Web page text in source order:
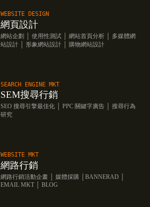
WEBSITE DESIGN
網頁設計
網站企劃 │ 使用性測試 │ 網站首頁分析 │ 多媒體網
站設計 │ 形象網站設計 │ 購物網站設計
SEARCH ENGINE MKT
SEM搜尋行銷
SEO 搜尋引擎最佳化 │ PPC 關鍵字廣告 │ 搜尋行為
研究
WEBSITE MKT
網路行銷
網路行銷活動企畫 │ 媒體採購 │BANNERAD │
EMAIL MKT │ BLOG